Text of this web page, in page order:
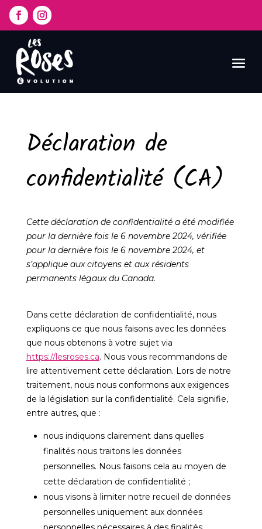
Déclaration de
confidentialité (CA)
Cette déclaration de confidentialité a été modifiée
pour la dernière fois le 6 novembre 2024, vérifiée
pour la dernière fois le 6 novembre 2024, et
s’applique aux citoyens et aux résidents
permanents légaux du Canada.
Dans cette déclaration de confidentialité, nous
expliquons ce que nous faisons avec les données
que nous obtenons à votre sujet via
https://lesroses.ca. Nous vous recommandons de
lire attentivement cette déclaration. Lors de notre
traitement, nous nous conformons aux exigences
de la législation sur la confidentialité. Cela signifie,
entre autres, que :
nous indiquons clairement dans quelles
finalités nous traitons les données
personnelles. Nous faisons cela au moyen de
cette déclaration de confidentialité ;
nous visons à limiter notre recueil de données
personnelles uniquement aux données